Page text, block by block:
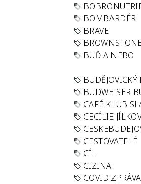
BOMBARDÉR
BRAVE
BUĎ A NEBO
BUDĚJOVICKÝ
BUDWEISER
CAFÉ KLUB
CECÍLIE
CESTOVATELÉ
CÍL
CIZINA
COVID ZPRÁVA